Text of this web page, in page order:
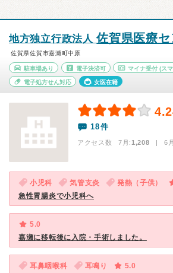
地方独立行政法人佐賀県医療
佐賀県佐賀市嘉瀬町中原
駐車場あり 電子決済可 マイナ受付 (ス
電子処方せん対応 女医在籍
18件
アクセス数 7月:1,208 | 6
小児科 気管支炎 発熱（子供）
急性胃腸炎で小児科へ
5.0
嘉瀬に移転後に入院・手術しました。
耳鼻咽喉科 耳鳴り
5.0